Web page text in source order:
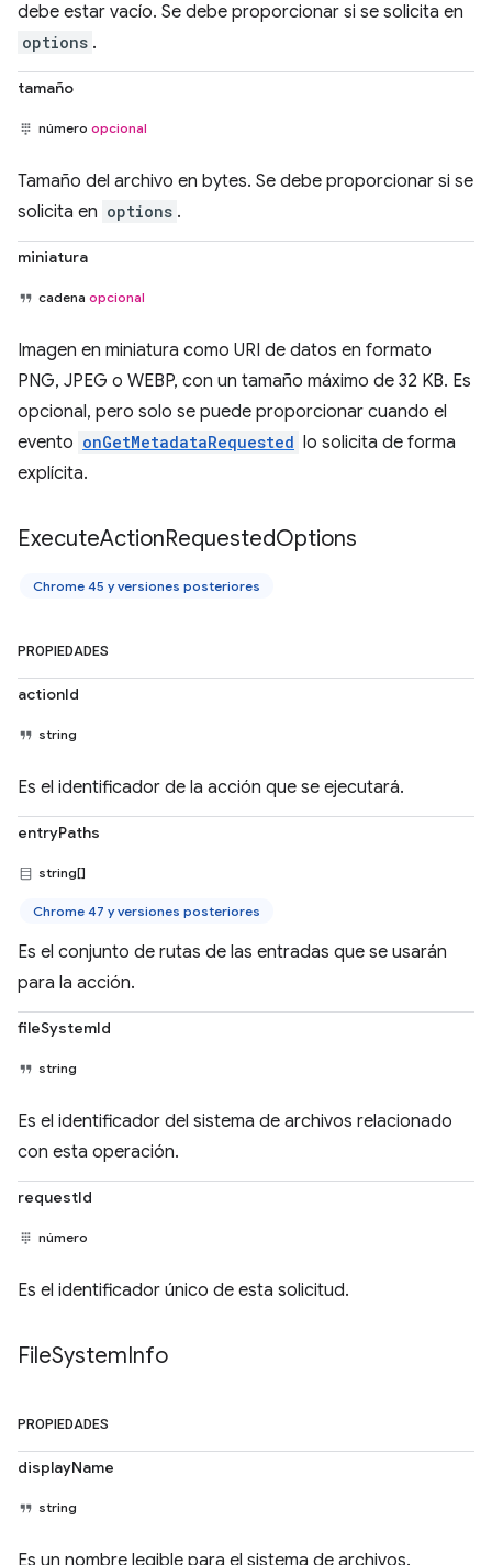
debe estar vacío. Se debe proporcionar si se solicita en
options .
tamaño
número opcional
Tamaño del archivo en bytes. Se debe proporcionar si se
solicita en options .
miniatura
cadena opcional
Imagen en miniatura como URI de datos en formato
PNG, JPEG o WEBP, con un tamaño máximo de 32 KB. Es
opcional, pero solo se puede proporcionar cuando el
evento onGetMetadataRequested lo solicita de forma
explícita.
ExecuteActionRequestedOptions
Chrome 45 y versiones posteriores
PROPIEDADES
actionId
string
Es el identificador de la acción que se ejecutará.
entryPaths
string[]
Chrome 47 y versiones posteriores
Es el conjunto de rutas de las entradas que se usarán
para la acción.
fileSystemId
string
Es el identificador del sistema de archivos relacionado
con esta operación.
requestId
número
Es el identificador único de esta solicitud.
FileSystemInfo
PROPIEDADES
displayName
string
Es un nombre legible para el sistema de archivos.